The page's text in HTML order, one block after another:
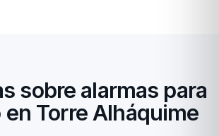
sobre alarmas para
en Torre Alháquime